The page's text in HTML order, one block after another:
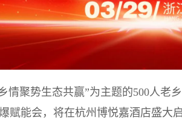
情聚势生态共赢”为主题的500人老
赋能会，将在杭州博悦嘉酒店盛大